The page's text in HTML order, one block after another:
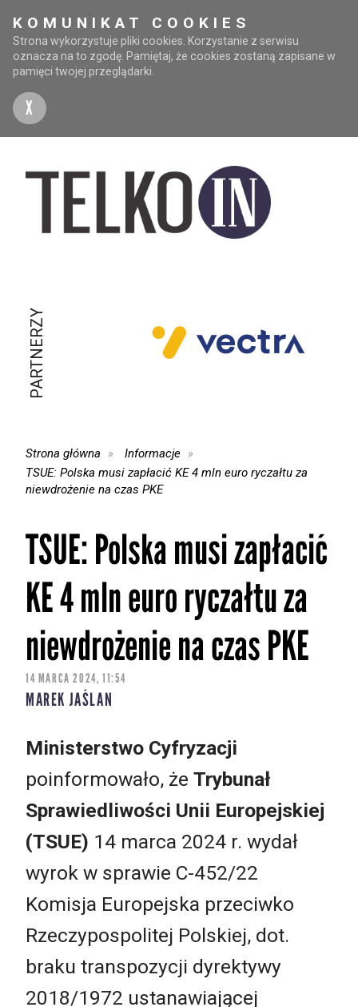
KOMUNIKAT COOKIES
Strona wykorzystuje pliki cookies. Korzystanie z serwisu
oznacza na to zgodę. Pamiętaj, że cookies zostaną zapisane w
pamięci twojej przeglądarki.
X
PARTNERZY
Strona główna
Informacje
TSUE: Polska musi zapłacić KE 4 mln euro ryczałtu za
niewdrożenie na czas PKE
TSUE: Polska musi zapłacić
KE 4 mln euro ryczałtu za
niewdrożenie na czas PKE
14 MARCA 2024, 11:54
MAREK JAŚLAN
Ministerstwo Cyfryzacji
poinformowało, że Trybunał
Sprawiedliwości Unii Europejskiej
(TSUE) 14 marca 2024 r. wydał
wyrok w sprawie C-452/22
Komisja Europejska przeciwko
Rzeczypospolitej Polskiej, dot.
braku transpozycji dyrektywy
2018/1972 ustanawiającej